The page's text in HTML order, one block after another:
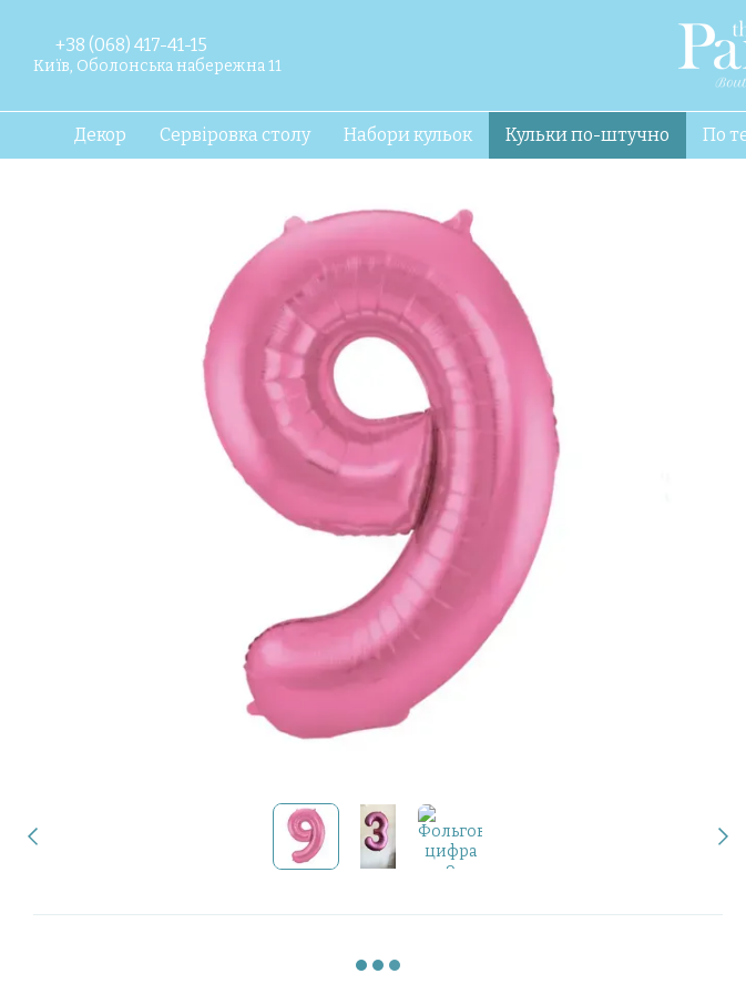
+38 (068) 417-41-15
Київ, Оболонська набережна 11
Декор Сервіровка столу Набори кульок Кульки по-штучно По